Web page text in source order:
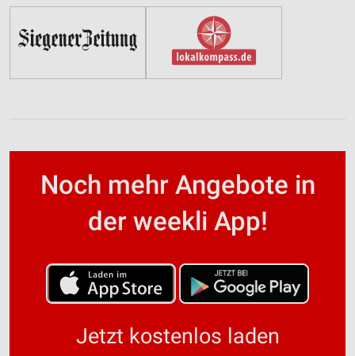
Noch mehr Angebote in
der weekli App!
Jetzt kostenlos laden